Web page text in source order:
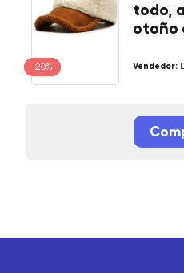
-20%
todo,
otoño
Vendedor: